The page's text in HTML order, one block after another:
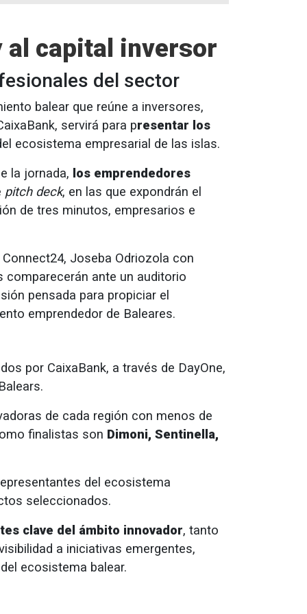
al capital inversor
del sector
balear que reúne a inversores,
servirá para presentar los
ecosistema empresarial de las islas.
la jornada, los emprendedores
pitch deck, en las que expondrán el
de tres minutos, empresarios e
Joseba Odriozola con
comparecerán ante un auditorio
pensada para propiciar el
emprendedor de Baleares.
por CaixaBank, a través de DayOne,
de cada región con menos de
finalistas son Dimoni, Sentinella,
del ecosistema
seleccionados.
clave del ámbito innovador, tanto
a iniciativas emergentes,
ecosistema balear.